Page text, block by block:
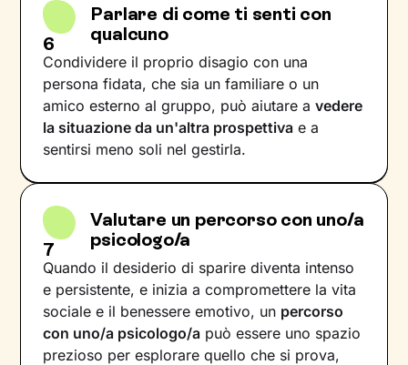
6
Parlare di come ti senti con
qualcuno
Condividere il proprio disagio con una
persona fidata, che sia un familiare o un
amico esterno al gruppo, può aiutare avedere
la situazione da un'altra prospettiva e a
sentirsi meno soli nel gestirla.
7
Valutare un percorso con uno/a
psicologo/a
Quando il desiderio di sparire diventa intenso
e persistente, e inizia a compromettere la vita
sociale e il benessere emotivo, un percorso
con uno/a psicologo/a può essere uno spazio
prezioso per esplorare quello che si prova,